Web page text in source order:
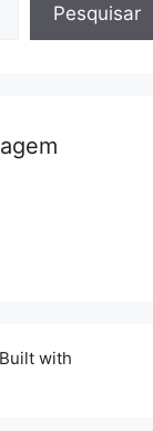
Pesquisar
with